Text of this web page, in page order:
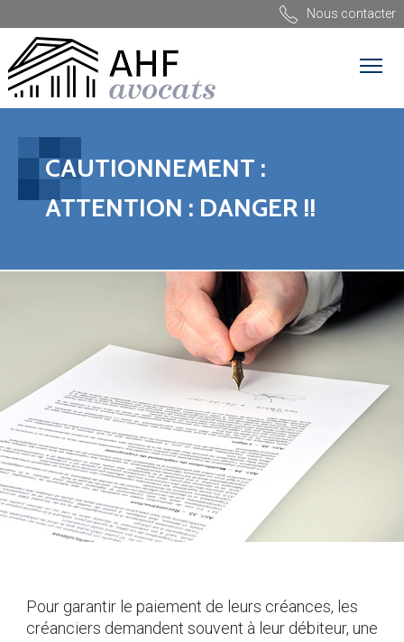
Nous contacter
CAUTIONNEMENT :
ATTENTION : DANGER !!
Pour garantir le paiement de leurs créances, les
créanciers demandent souvent à leur débiteur, une